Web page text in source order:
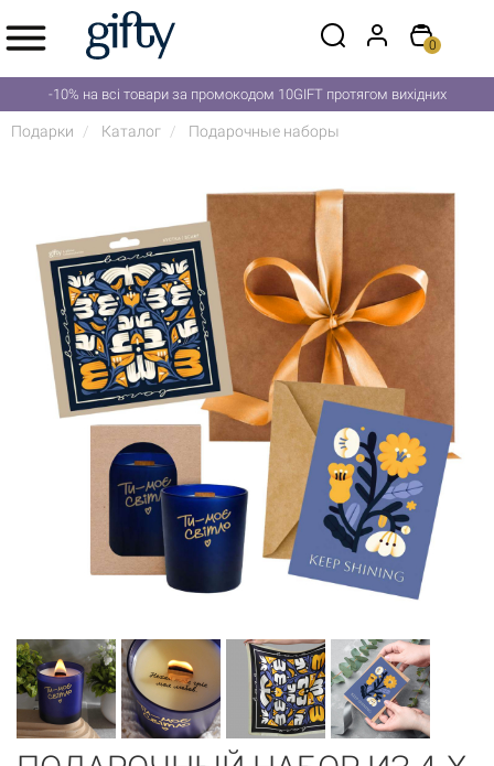
0
-10% на всі товари за промокодом 10GIFT протягом вихідних
Подарки Каталог Подарочные наборы